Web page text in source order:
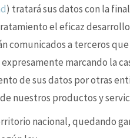
) tratará sus datos con la
el eficaz
comunicados a terceros
marcando la
de sus datos por otras
nuestros productos y
nacional, quedando